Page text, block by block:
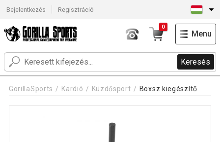
Bejelentkezés Regisztráció
Keresés
0
Menu
GorillaSports Kardió Küzdősport Boxsz kiegészítő